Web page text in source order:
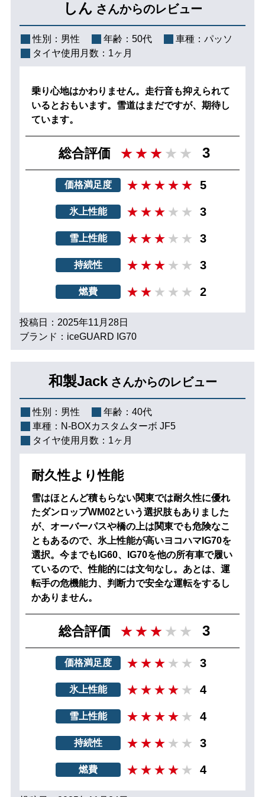
しん さんからのレビュー
性別： 男性 年齢： 50代 車種： パッソ
タイヤ使用月数： 1ヶ月
乗り心地はかわりません。走行音も抑えられて
いるとおもいます。雪道はまだですが、期待し
ています。
総合評価 3
価格満足度 5
氷上性能 3
雪上性能 3
持続性 3
燃費 2
投稿日：2025年11月28日
ブランド：iceGUARD IG70
和製Jack さんからのレビュー
性別： 男性 年齢： 40代
車種： N-BOXカスタムターボ JF5
タイヤ使用月数： 1ヶ月
耐久性より性能
雪はほとんど積もらない関東では耐久性に優れ
たダンロップWM02という選択肢もありました
が、オーバーパスや橋の上は関東でも危険なこ
ともあるので、氷上性能が高いヨコハマIG70を
選択。今までもIG60、IG70を他の所有車で履い
ているので、性能的には文句なし。あとは、運
転手の危機能力、判断力で安全な運転をするし
かありません。
総合評価 3
価格満足度 3
氷上性能 4
雪上性能 4
持続性 3
燃費 4